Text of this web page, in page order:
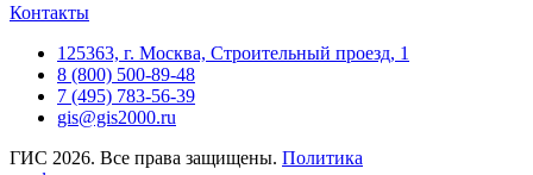
Контакты
125363, г. Москва, Строительный проезд, 1
8 (800) 500-89-48
7 (495) 783-56-39
gis@gis2000.ru
ГИС 2026. Все права защищены. Политика